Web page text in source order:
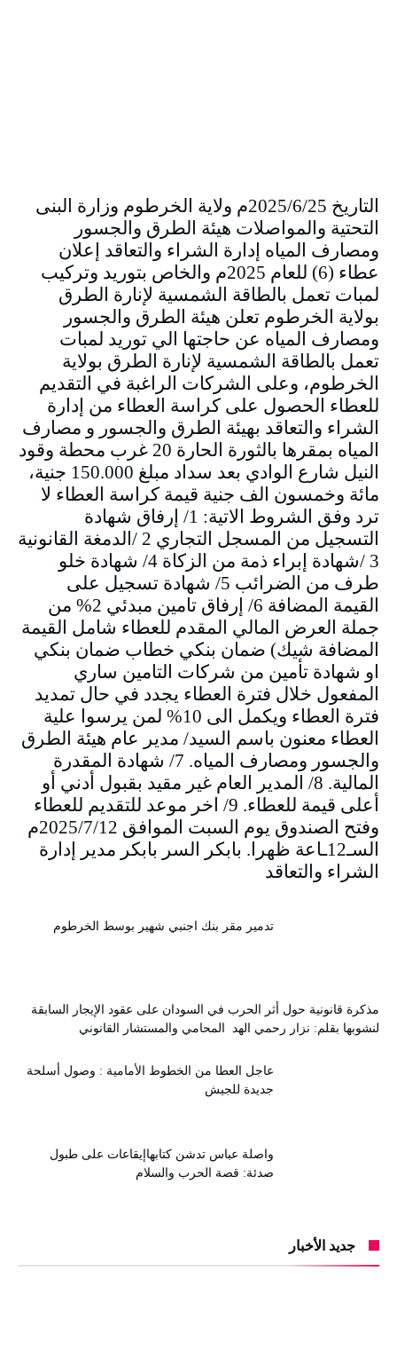
التاريخ 2025/6/25م ولاية الخرطوم وزارة البنى
التحتية والمواصلات هيئة الطرق والجسور
ومصارف المياه إدارة الشراء والتعاقد إعلان
عطاء (6) للعام 2025م والخاص بتوريد وتركيب
لمبات تعمل بالطاقة الشمسية لإنارة الطرق
بولاية الخرطوم تعلن هيئة الطرق والجسور
ومصارف المياه عن حاجتها الي توريد لمبات
تعمل بالطاقة الشمسية لإنارة الطرق بولاية
الخرطوم، وعلى الشركات الراغبة في التقديم
للعطاء الحصول على كراسة العطاء من إدارة
الشراء والتعاقد بهيئة الطرق والجسور و مصارف
المياه بمقرها بالثورة الحارة 20 غرب محطة وقود
النيل شارع الوادي بعد سداد مبلغ 150.000 جنية،
مائة وخمسون الف جنية قيمة كراسة العطاء لا
ترد وفق الشروط الاتية: 1/ إرفاق شهادة
التسجيل من المسجل التجاري 2 /الدمغة القانونية
3 /شهادة إبراء ذمة من الزكاة 4/ شهادة خلو
طرف من الضرائب 5/ شهادة تسجيل على
القيمة المضافة 6/ إرفاق تامين مبدئي 2% من
جملة العرض المالي المقدم للعطاء شامل القيمة
المضافة شيك) ضمان بنكي خطاب ضمان بنكي
او شهادة تأمين من شركات التامين ساري
المفعول خلال فترة العطاء يجدد في حال تمديد
فترة العطاء ويكمل الى 10% لمن يرسوا علية
العطاء معنون باسم السيد/ مدير عام هيئة الطرق
والجسور ومصارف المياه. 7/ شهادة المقدرة
المالية. 8/ المدير العام غير مقيد بقبول أدني أو
أعلى قيمة للعطاء. 9/ اخر موعد للتقديم للعطاء
وفتح الصندوق يوم السبت الموافق 2025/7/12م
السـ12ـاعة ظهرا. بابكر السر بابكر مدير إدارة
الشراء والتعاقد
تدمير مقر بنك اجنبي شهير بوسط الخرطوم
مذكرة قانونية حول أثر الحرب في السودان على عقود الإيجار السابقة
لنشوبها بقلم: نزار رحمي الهد المحامي والمستشار القانوني
عاجل العطا من الخطوط الأمامية : وصول أسلحة
جديدة للجيش
واصلة عباس تدشن كتابهاإيقاعات على طبول
صدئة: قصة الحرب والسلام
جديد الأخبار